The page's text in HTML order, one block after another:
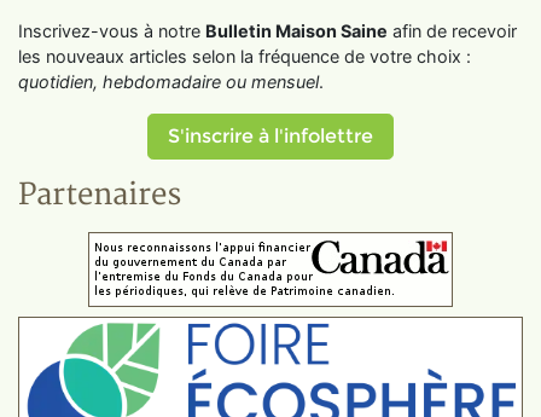
Inscrivez-vous à notre Bulletin Maison Saine afin de recevoir
les nouveaux articles selon la fréquence de votre choix :
quotidien, hebdomadaire ou mensuel.
S'inscrire à l'infolettre
Partenaires